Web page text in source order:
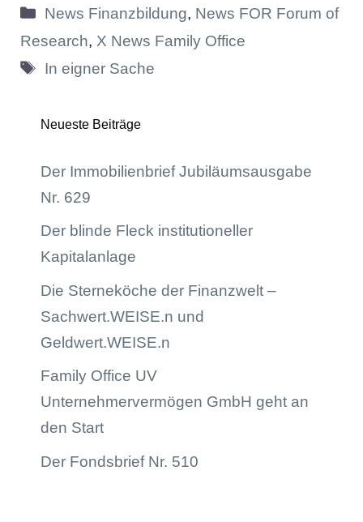
Kategorien
News Finanzbildung, News FOR Forum of
Research, X News Family Office
Schlagwörter
In eigner Sache
Neueste Beiträge
Der Immobilienbrief Jubiläumsausgabe
Nr. 629
Der blinde Fleck institutioneller
Kapitalanlage
Die Sterneköche der Finanzwelt –
Sachwert.WEISE.n und
Geldwert.WEISE.n
Family Office UV
Unternehmervermögen GmbH geht an
den Start
Der Fondsbrief Nr. 510